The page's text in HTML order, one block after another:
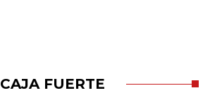
CAJA FUERTE